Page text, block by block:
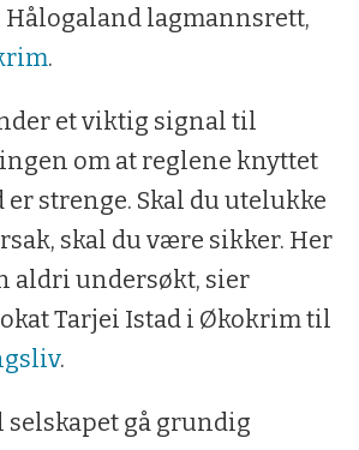
lagmannsrett,
.
et viktig signal til
om at reglene knyttet
strenge. Skal du utelukke
skal du være sikker. Her
aldri undersøkt, sier
Tarjei Istad i Økokrim til
.
selskapet gå grundig